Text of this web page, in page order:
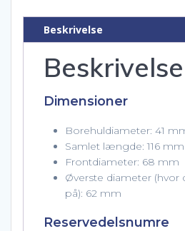
Beskrivelse
Beskrivelse
Dimensioner
Borehuldiameter: 41
Samlet længde: 116 mm
Frontdiameter: 68 mm
Øverste diameter (hvor
på): 62 mm
Reservedelsnumre